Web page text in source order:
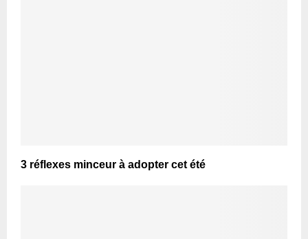
3 réflexes minceur à adopter cet été